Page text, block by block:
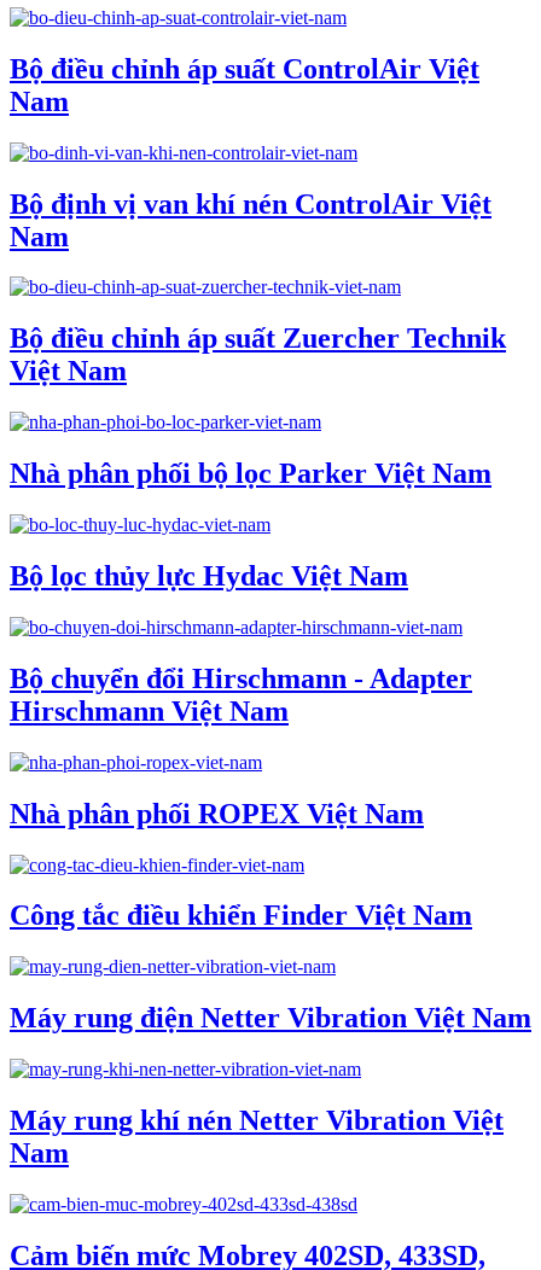
Bộ điều chỉnh áp suất ControlAir Việt
Nam
Bộ định vị van khí nén ControlAir Việt
Nam
Bộ điều chỉnh áp suất Zuercher Technik
Việt Nam
Nhà phân phối bộ lọc Parker Việt Nam
Bộ lọc thủy lực Hydac Việt Nam
Bộ chuyển đổi Hirschmann - Adapter
Hirschmann Việt Nam
Nhà phân phối ROPEX Việt Nam
Công tắc điều khiển Finder Việt Nam
Máy rung điện Netter Vibration Việt Nam
Máy rung khí nén Netter Vibration Việt
Nam
Cảm biến mức Mobrey 402SD, 433SD,